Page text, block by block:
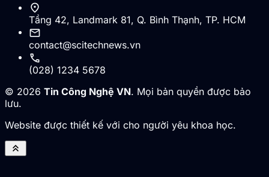
location_on
Tầng 42, Landmark 81, Q. Bình Thạnh, TP. HCM
mail
contact@scitechnews.vn
call
(028) 1234 5678
© 2026 Tin Công Nghệ VN. Mọi bản quyền được bảo
lưu.
Website được thiết kế với cho người yêu khoa học.
keyboard_double_arrow_up